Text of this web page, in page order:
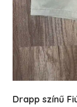
Drapp színű